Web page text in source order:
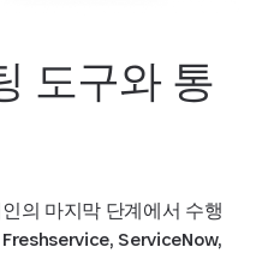
도구와 통
의 마지막 단계에서 수행
ServiceNow,